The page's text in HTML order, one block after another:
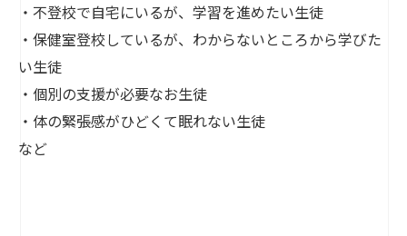
・不登校で自宅にいるが、学習を進めたい生徒
・保健室登校しているが、わからないところから学びた
い生徒
・個別の支援が必要なお生徒
・体の緊張感がひどくて眠れない生徒
など